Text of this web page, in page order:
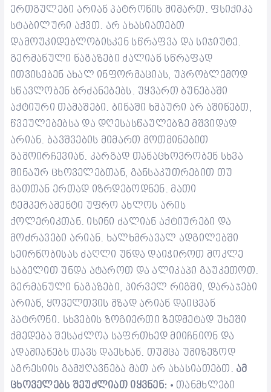
ერთგულები არიან პატრონის მიმართ. ფსიქიკა
სტაბილური აქვთ. არ ახასიათებთ
დამოუკიდებლობისკენ სწრაფვა და სიჯიუტე.
გერმანული ნაგაზები ძალიან სწრაფად
ითვისებენ ახალ ინფორმაციას, უპრობლემოდ
სწავლობენ ბრძანებებს. უყვართ ბუნებაში
აქტიური თამაშები. ბინაში ხმაური არ აშინებთ,
წვეულებებსა და დღესასწაულებზე მშვიდად
არიან. ბავშვების მიმართ მოთმინებით
გამოირჩევიან. კარგად თანაცხოვრობენ სხვა
შინაურ ცხოველებთან, განსაკუთრებით თუ
მათთან ერთად იზრდებოდნენ. მათი
ტემპერამენტი უფრო ახლოს არის
ქოლერიკთან. ისინი ძალიან აქტიურები და
მოძრავები არიან. ხალხმრავალ ადგილებში
სეირნობისას ძაღლი უნდა დაიჭიროთ მოკლე
საბელით უნდა ატაროთ და ალიკაპი გაუკეთოთ.
გერმანული ნაგაზები, პირველ რიგში, დარაჯები
არიან, ყოველთვის მზად არიან დაიცვან
პატრონი. სხვების ზოგიერთი ზედმეტად უხეში
ქმედება შესაძლოა საფრთხედ მიიჩნიონ და
ადამიანებსთავს დაესხან. თუმცა უმიზეზოდ
აგრესიის გამჟღავნება მათ არ ახასიათებთ. ამ
ცხოველებს შეუძლიათ იყვნენ: • თანმხლები